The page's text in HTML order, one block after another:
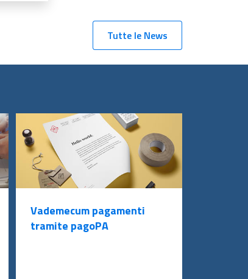
Tutte le News
Vademecum pagamenti
tramite pagoPA